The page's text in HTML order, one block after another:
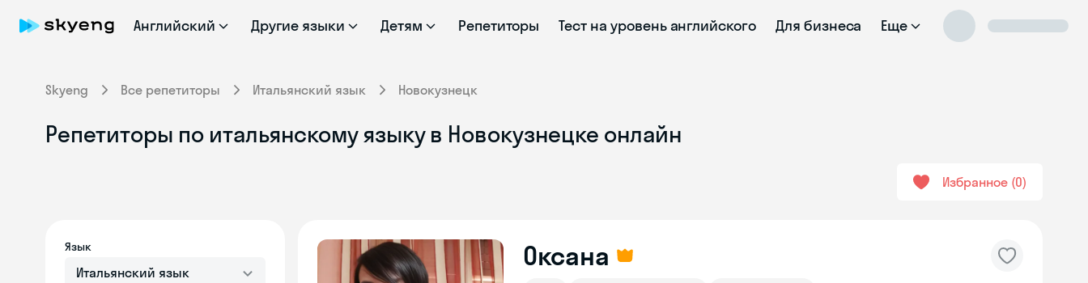
Английский Другие языки Детям Репетиторы Тест на уровень английского Для бизнеса Еще
Skyeng Все репетиторы Итальянский язык Новокузнецк
Репетиторы по итальянскому языку в Новокузнецке онлайн
Избранное 0
Язык
Итальянский язык
Оксана